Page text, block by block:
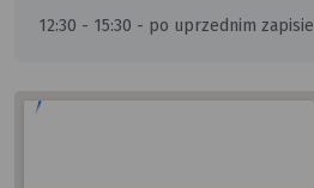
12:30 - 15:30 - po uprzednim zapisie